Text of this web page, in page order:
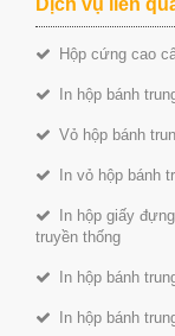
Hộp cứng cao
In hộp bánh
Vỏ hộp bánh
In vỏ hộp bánh
In hộp giấy
truyền thống
In hộp bánh
In hộp bánh